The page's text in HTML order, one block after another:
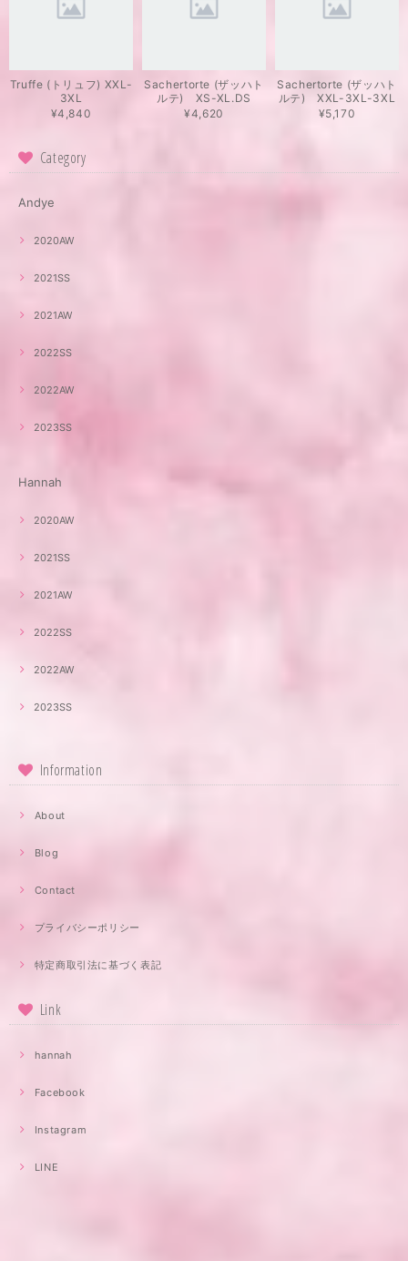
Truffe (トリュフ) XXL-
3XL
¥4,840
Sachertorte (ザッハト
ルテ) XS-XL.DS
¥4,620
Sachertorte (ザッハト
ルテ) XXL-3XL-3XL
¥5,170
Category
Andye
2020AW
2021SS
2021AW
2022SS
2022AW
2023SS
Hannah
2020AW
2021SS
2021AW
2022SS
2022AW
2023SS
Information
About
Blog
Contact
プライバシーポリシー
特定商取引法に基づく表記
Link
hannah
Facebook
Instagram
LINE